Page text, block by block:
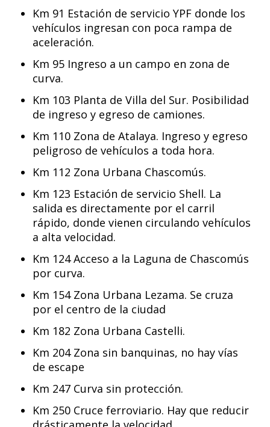
Km 91 Estación de servicio YPF donde los
vehículos ingresan con poca rampa de
aceleración.
Km 95 Ingreso a un campo en zona de
curva.
Km 103 Planta de Villa del Sur. Posibilidad
de ingreso y egreso de camiones.
Km 110 Zona de Atalaya. Ingreso y egreso
peligroso de vehículos a toda hora.
Km 112 Zona Urbana Chascomús.
Km 123 Estación de servicio Shell. La
salida es directamente por el carril
rápido, donde vienen circulando vehículos
a alta velocidad.
Km 124 Acceso a la Laguna de Chascomús
por curva.
Km 154 Zona Urbana Lezama. Se cruza
por el centro de la ciudad
Km 182 Zona Urbana Castelli.
Km 204 Zona sin banquinas, no hay vías
de escape
Km 247 Curva sin protección.
Km 250 Cruce ferroviario. Hay que reducir